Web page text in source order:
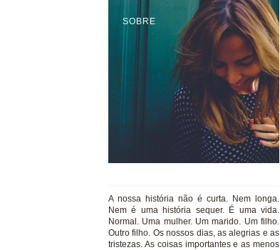
SOBRE
A nossa história não é curta. Nem longa.
Nem é uma história sequer. É uma vida.
Normal. Uma mulher. Um marido. Um filho.
Outro filho. Os nossos dias, as alegrias e as
tristezas. As coisas importantes e as menos